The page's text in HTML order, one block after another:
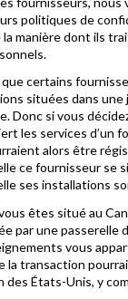
politiques de
manière dont ils
certains
situées dans
Donc si vous
les services d’un
alors être régis
ce fournisseur se
ses installations
êtes situé au
par une passerelle
vous
la transaction
des États-Unis, y